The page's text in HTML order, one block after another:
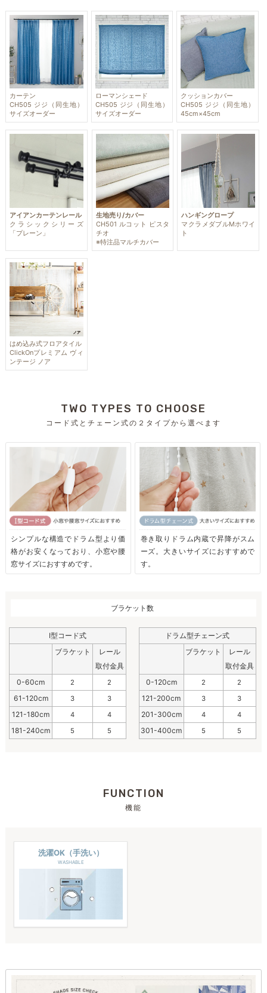
カーテン
CH505 ジジ（同生地）
サイズオーダー
ローマンシェード
CH505 ジジ（同生地）
サイズオーダー
クッションカバー
CH505 ジジ（同生地）
45cm×45cm
アイアンカーテンレール
クラシックシリーズ
「プレーン」
生地売り/カバー
CH501 ルコット ピスタ
チオ
※特注品マルチカバー
ハンギングロープ
マクラメダブルMホワイ
ト
はめ込み式フロアタイル
ClickOnプレミアム ヴィ
ンテージ ノア
TWO TYPES TO CHOOSE
コード式とチェーン式の２タイプから選べます
シンプルな構造でドラム型より価
格がお安くなっており、小窓や腰
窓サイズにおすすめです。
巻き取りドラム内蔵で昇降がスム
ーズ。大きいサイズにおすすめで
す。
ブラケット数
I型コード式
ブラケット
レール
取付金具
0-60cm
2 2
61-120cm 3 3
121-180cm 4 4
181-240cm 5 5
ドラム型チェーン式
ブラケット
レール
取付金具
0-120cm
2 2
121-200cm 3 3
201-300cm 4 4
301-400cm 5 5
FUNCTION
機能
洗濯OK（手洗い）
WASHABLE